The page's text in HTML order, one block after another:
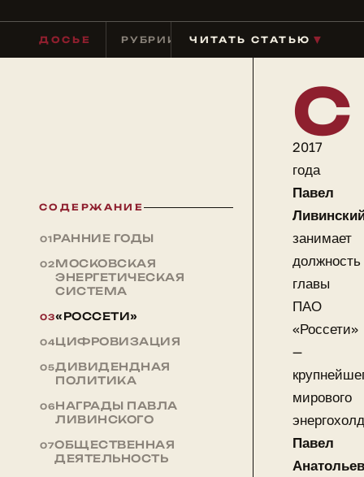
ДОСЬЕ РУБРИКАБИЗНЕСМЕНЫ
ЧИТАТЬ СТАТЬЮ ▼
СОДЕРЖАНИЕ
РАННИЕ ГОДЫ
МОСКОВСКАЯ
ЭНЕРГЕТИЧЕСКАЯ
СИСТЕМА
«РОССЕТИ»
ЦИФРОВИЗАЦИЯ
ДИВИДЕНДНАЯ
ПОЛИТИКА
НАГРАДЫ ПАВЛА
ЛИВИНСКОГО
ОБЩЕСТВЕННАЯ
ДЕЯТЕЛЬНОСТЬ
С
2017
года
Павел
занимает
должность
главы
ПАО
«Россети»
—
мирового
Павел